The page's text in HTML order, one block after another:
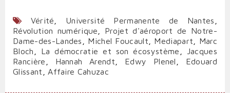
Vérité Université Permanente de Nantes
Révolution numérique
Projet d'aéroport de Notre-
Dame-des-Landes
Michel Foucault Mediapart
Marc
Bloch
La démocratie et son écosystème
Jacques
Rancière
Hannah Arendt Edwy Plenel
Edouard
Glissant
Affaire Cahuzac